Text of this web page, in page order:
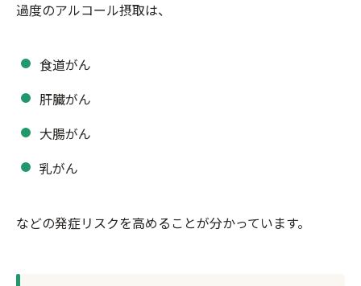
過度のアルコール摂取は、
食道がん
肝臓がん
大腸がん
乳がん
などの発症リスクを高めることが分かっています。